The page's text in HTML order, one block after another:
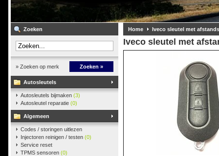
Zoeken
» Zoeken op merk Zoeken »
Autosleutels
Autosleutels bijmaken (3)
Autosleutel reparatie (0)
Algemeen
Codes / storingen uitlezen
Injectoren reinigen / testen (0)
Service reset
TPMS sensoren (0)
Home Iveco sleutel met
Iveco sleutel met